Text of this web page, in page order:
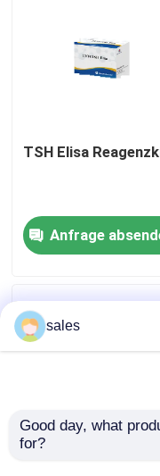
Über uns
Kontakt mit uns
Neuigkeiten
Rechtssachen
TSH Elisa
Anfrage
sales
Good day, what
for?